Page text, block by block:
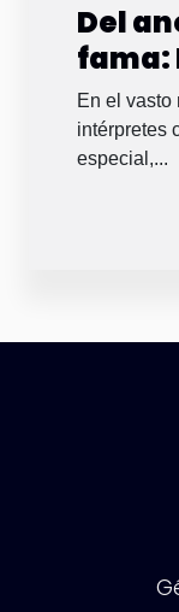
Del
fama:
En el vasto
intérpretes
especial,...